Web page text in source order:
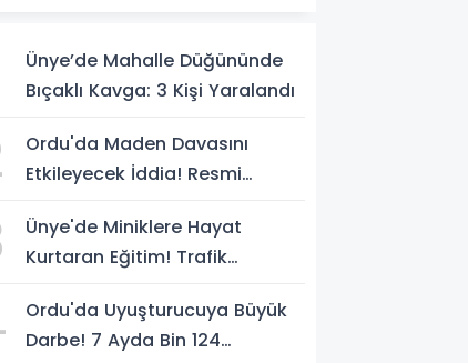
Ünye’de Mahalle Düğününde
Bıçaklı Kavga: 3 Kişi Yaralandı
Ordu'da Maden Davasını
Etkileyecek İddia! Resmi
Ünye'de Miniklere Hayat
Kurtaran Eğitim! Trafik
Ordu'da Uyuşturucuya Büyük
Darbe! 7 Ayda Bin 124